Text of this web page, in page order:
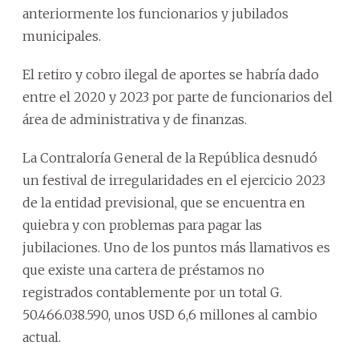
anteriormente los funcionarios y jubilados
municipales.
El retiro y cobro ilegal de aportes se habría dado
entre el 2020 y 2023 por parte de funcionarios del
área de administrativa y de finanzas.
La Contraloría General de la República desnudó
un festival de irregularidades en el ejercicio 2023
de la entidad previsional, que se encuentra en
quiebra y con problemas para pagar las
jubilaciones. Uno de los puntos más llamativos es
que existe una cartera de préstamos no
registrados contablemente por un total G.
50.466.038.590, unos USD 6,6 millones al cambio
actual.